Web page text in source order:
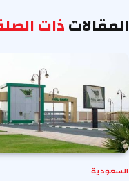
المقالاتذات
السعودية